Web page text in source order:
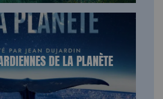
DE LA PLANÈTE